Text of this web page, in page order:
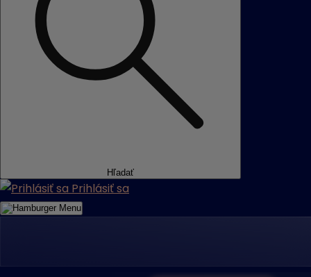
Hľadať
Prihlásiť sa
Menu